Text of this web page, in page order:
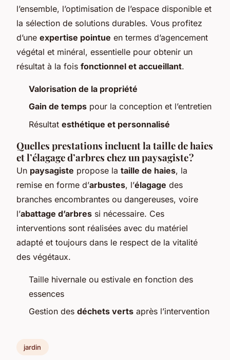
l’ensemble, l’optimisation de l’espace disponible et
la sélection de solutions durables. Vous profitez
d’une expertise pointue en termes d’agencement
végétal et minéral, essentielle pour obtenir un
résultat à la fois fonctionnel et accueillant.
Valorisation de la propriété
Gain de temps pour la conception et l’entretien
Résultat esthétique et personnalisé
Quelles prestations incluent la taille de haies
et l’élagage d’arbres chez un paysagiste ?
Un paysagiste propose la taille de haies, la
remise en forme d’arbustes, l’élagage des
branches encombrantes ou dangereuses, voire
l’abattage d’arbres si nécessaire. Ces
interventions sont réalisées avec du matériel
adapté et toujours dans le respect de la vitalité
des végétaux.
Taille hivernale ou estivale en fonction des
essences
Gestion des déchets verts après l’intervention
jardin